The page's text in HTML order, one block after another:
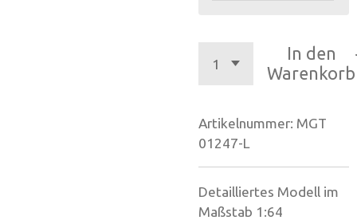
In den
Warenkorb
Artikelnummer: MGT
01247-L
Detailliertes Modell im
Maßstab 1:64